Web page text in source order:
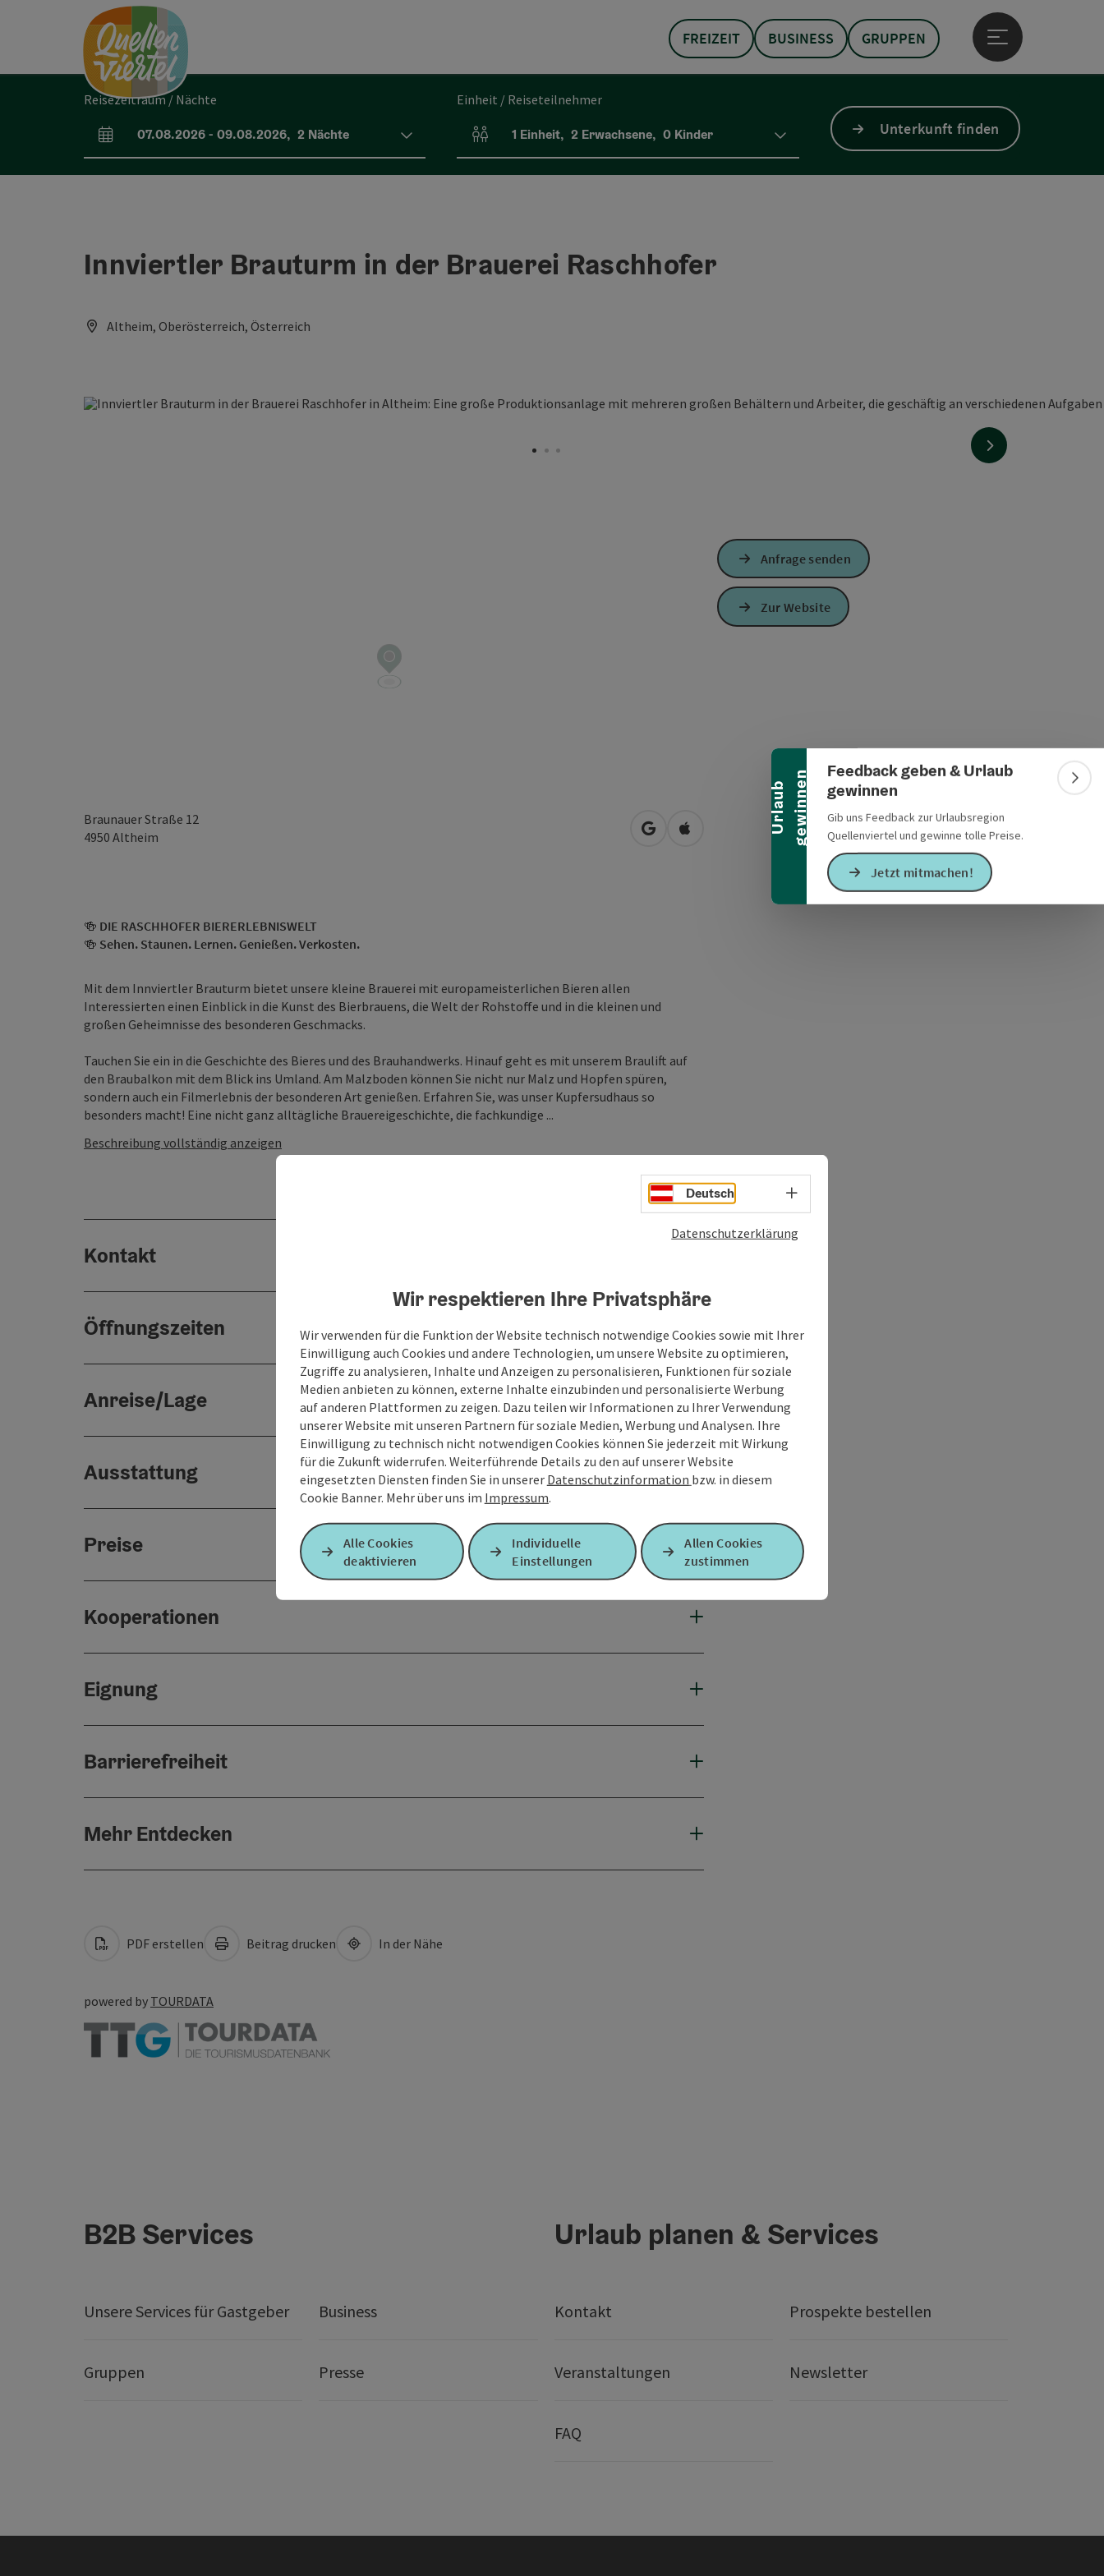
Zum InhaltAccesskey
[0]
Zur NavigationAccesskey
Zum Seitenanfang Accesskey
U
r
l
a
u
b
g
e
w
i
n
n
e n
Banner einklappen
Feedback geben & Urlaub
gewinnen
Gib uns Feedback zur Urlaubsregion
Quellenviertel und gewinne tolle Preise.
Jetzt mitmachen!
FREIZEIT BUSINESS GRUPPEN
Hauptmenü öffnen
Reisezeitraum / Nächte
An- und Abreisefelder
07.08.2026- 09.08.2026, 2 Nächte
Einheit / Reiseteilnehmer
Einheitenanzahl und Personenfelder
1 Einheit, 2 Erwachsene, 0 Kinder Unterkunft finden
Innviertler Brauturm in der Brauerei Raschhofer
Altheim, Oberösterreich, Österreich
nächstes Element
Braunauer Straße 12
4950 Altheim in Google Maps öffnen
in Apple Maps öffnen
🍻 DIE RASCHHOFER BIERERLEBNISWELT
🍻 Sehen. Staunen. Lernen. Genießen. Verkosten.
Mit dem Innviertler Brauturm bietet unsere kleine Brauerei mit europameisterlichen Bieren allen
Interessierten einen Einblick in die Kunst des Bierbrauens, die Welt der Rohstoffe und in die kleinen und
großen Geheimnisse des besonderen Geschmacks.
Tauchen Sie ein in die Geschichte des Bieres und des Brauhandwerks. Hinauf geht es mit unserem Braulift auf
den Braubalkon mit dem Blick ins Umland. Am Malzboden können Sie nicht nur Malz und Hopfen spüren,
sondern auch ein Filmerlebnis der besonderen Art genießen. Erfahren Sie, was unser Kupfersudhaus so
besonders macht! Eine nicht ganz alltägliche Brauereigeschichte, die fachkundige ...
Beschreibung vollständig anzeigen
Kontakt
Öffnungszeiten
Anreise/Lage
Ausstattung
Preise
Kooperationen
Eignung
Barrierefreiheit
Mehr Entdecken
Anfrage senden
Zur Website
PDF erstellen Beitrag drucken In der Nähe
powered by TOURDATA
B2B Services
Unsere Services für Gastgeber Business
Gruppen Presse
Urlaub planen & Services
Kontakt Prospekte bestellen
Veranstaltungen Newsletter
FAQ
Deutsch Sprachwahl - Menü öffnen
Datenschutzerklärung
Wir respektieren Ihre Privatsphäre
Wir verwenden für die Funktion der Website technisch notwendige Cookies sowie mit Ihrer
Einwilligung auch Cookies und andere Technologien, um unsere Website zu optimieren,
Zugriffe zu analysieren, Inhalte und Anzeigen zu personalisieren, Funktionen für soziale
Medien anbieten zu können, externe Inhalte einzubinden und personalisierte Werbung
auf anderen Plattformen zu zeigen. Dazu teilen wir Informationen zu Ihrer Verwendung
unserer Website mit unseren Partnern für soziale Medien, Werbung und Analysen. Ihre
Einwilligung zu technisch nicht notwendigen Cookies können Sie jederzeit mit Wirkung
für die Zukunft widerrufen. Weiterführende Details zu den auf unserer Website
eingesetzten Diensten finden Sie in unserer Datenschutzinformation bzw. in diesem
Cookie Banner. Mehr über uns im Impressum.
Alle Cookies
deaktivieren
Individuelle
Einstellungen
Allen Cookies
zustimmen